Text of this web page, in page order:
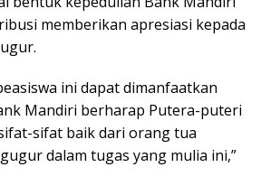
memberikan apresiasi kepada
ini dapat dimanfaatkan
Mandiri berharap Putera-puteri
sifat baik dari orang tua
dalam tugas yang mulia ini,”